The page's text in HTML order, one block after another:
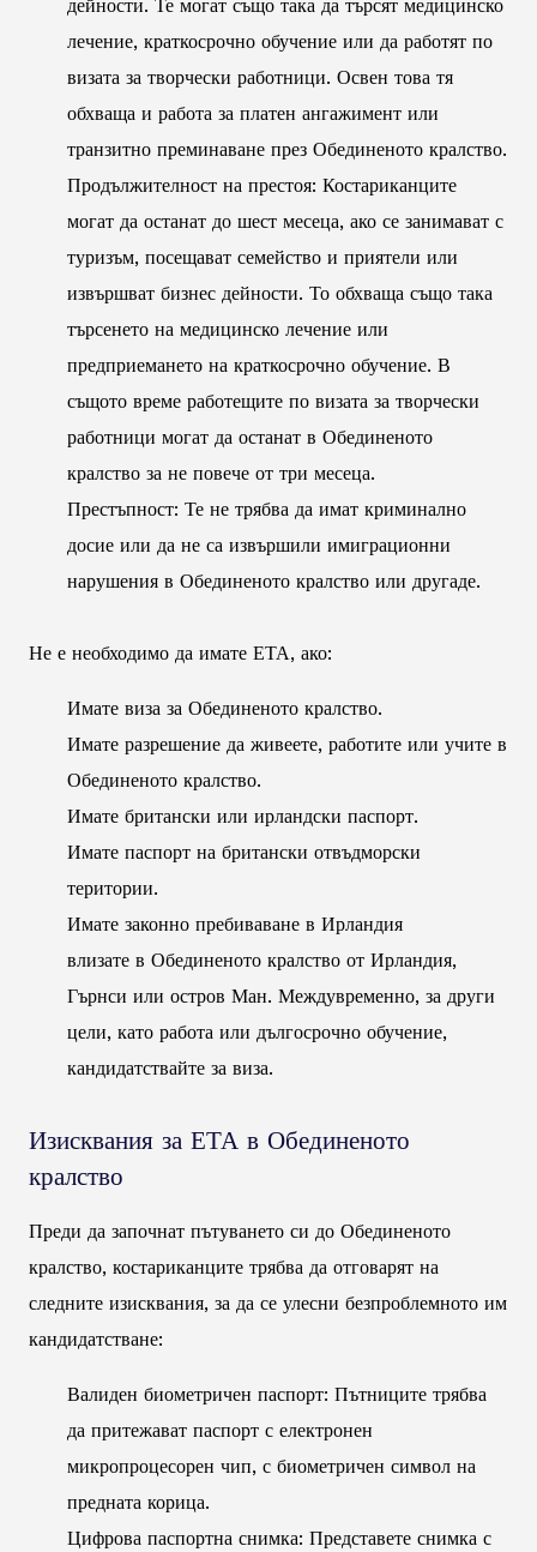
дейности. Те могат също така да търсят медицинско
лечение, краткосрочно обучение или да работят по
визата за творчески работници. Освен това тя
обхваща и работа за платен ангажимент или
транзитно преминаване през Обединеното кралство.
Продължителност на престоя: Костариканците
могат да останат до шест месеца, ако се занимават с
туризъм, посещават семейство и приятели или
извършват бизнес дейности. То обхваща също така
търсенето на медицинско лечение или
предприемането на краткосрочно обучение. В
същото време работещите по визата за творчески
работници могат да останат в Обединеното
кралство за не повече от три месеца.
Престъпност: Те не трябва да имат криминално
досие или да не са извършили имиграционни
нарушения в Обединеното кралство или другаде.
Не е необходимо да имате ЕТА, ако:
Имате виза за Обединеното кралство.
Имате разрешение да живеете, работите или учите в
Обединеното кралство.
Имате британски или ирландски паспорт.
Имате паспорт на британски отвъдморски
територии.
Имате законно пребиваване в Ирландия
влизате в Обединеното кралство от Ирландия,
Гърнси или остров Ман. Междувременно, за други
цели, като работа или дългосрочно обучение,
кандидатствайте за виза.
Изисквания за ЕТА в Обединеното
кралство
Преди да започнат пътуването си до Обединеното
кралство, костариканците трябва да отговарят на
следните изисквания, за да се улесни безпроблемното им
кандидатстване:
Валиден биометричен паспорт: Пътниците трябва
да притежават паспорт с електронен
микропроцесорен чип, с биометричен символ на
предната корица.
Цифрова паспортна снимка: Представете снимка с